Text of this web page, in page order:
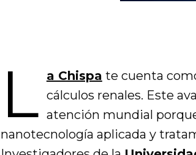
L a Chispa te cuenta
cálculos renales. Este
atención mundial
nanotecnología aplicada y